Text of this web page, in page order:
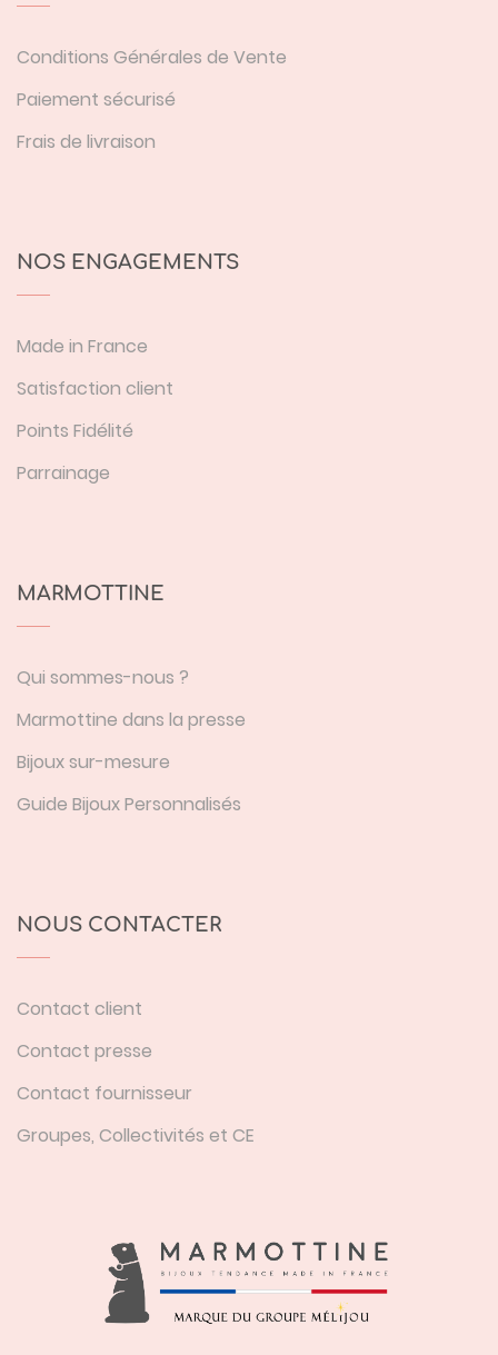
Conditions Générales de Vente
Paiement sécurisé
Frais de livraison
NOS ENGAGEMENTS
Made in France
Satisfaction client
Points Fidélité
Parrainage
MARMOTTINE
Qui sommes-nous ?
Marmottine dans la presse
Bijoux sur-mesure
Guide Bijoux Personnalisés
NOUS CONTACTER
Contact client
Contact presse
Contact fournisseur
Groupes, Collectivités et CE